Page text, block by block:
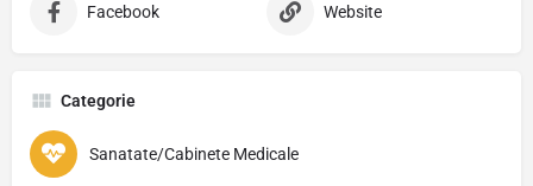
Facebook Website
Categorie
Sanatate/Cabinete Medicale